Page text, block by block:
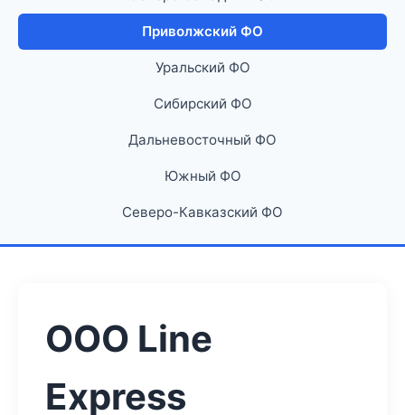
Приволжский ФО
Уральский ФО
Сибирский ФО
Дальневосточный ФО
Южный ФО
Северо-Кавказский ФО
ООО Line
Express